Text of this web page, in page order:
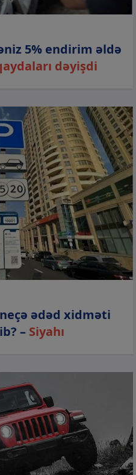
5% endirim əldə
dəyişdi
ədəd xidməti
– Siyahı